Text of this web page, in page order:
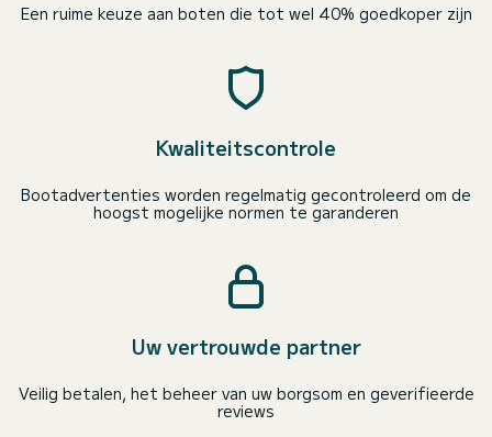
Een ruime keuze aan boten die tot wel 40% goedkoper zijn
Kwaliteitscontrole
Bootadvertenties worden regelmatig gecontroleerd om de
hoogst mogelijke normen te garanderen
Uw vertrouwde partner
Veilig betalen, het beheer van uw borgsom en geverifieerde
reviews